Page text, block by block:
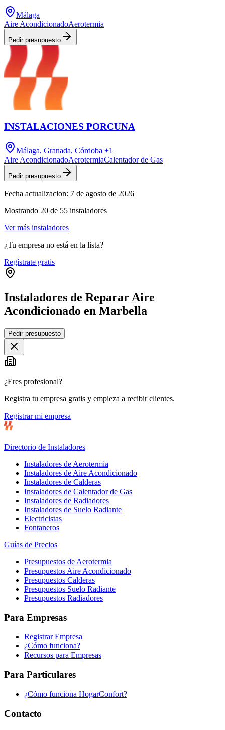
Málaga
Aire AcondicionadoAerotermia
Pedir presupuesto
INSTALACIONES PORCUNA
Málaga, Granada, Córdoba +1
Aire AcondicionadoAerotermiaCalentador de Gas
Pedir presupuesto
Fecha actualizacion: 7 de agosto de 2026
Mostrando 20 de 55 instaladores
Ver más instaladores
¿Tu empresa no está en la lista?
Regístrate gratis
Instaladores de Reparar Aire
Acondicionado en Marbella
+
−
Pedir presupuesto
¿Eres profesional?
Registra tu empresa gratis y empieza a recibir clientes.
Registrar mi empresa
Directorio de Instaladores
Instaladores de Aerotermia
Instaladores de Aire Acondicionado
Instaladores de Calderas
Instaladores de Calentador de Gas
Instaladores de Radiadores
Instaladores de Suelo Radiante
Electricistas
Fontaneros
Guías de Precios
Presupuestos de Aerotermia
Presupuestos Aire Acondicionado
Presupuestos Calderas
Presupuestos Suelo Radiante
Presupuestos Radiadores
Para Empresas
Registrar Empresa
¿Cómo funciona?
Recursos para Empresas
Para Particulares
¿Cómo funciona HogarConfort?
Contacto